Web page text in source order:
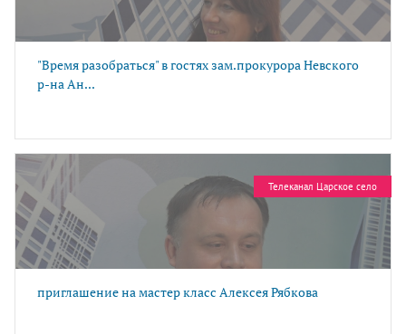
"Время разобраться" в гостях зам.прокурора Невского
р-на Ан...
Телеканал Царское село
приглашение на мастер класс Алексея Рябкова